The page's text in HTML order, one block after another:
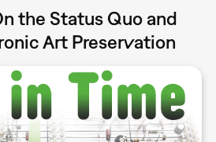
the Status Quo and
Art Preservation